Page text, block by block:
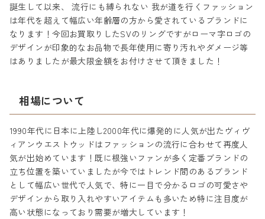
誕生して以来、 流行にも縛られない 我が道を行くファッション
は年代を超えて幅広い年齢層の方から愛されているブランドに
なります！今回お買取りしたSVのリングですがローマ字ロゴの
デザインが印象的なお品物で長年使用に寄り汚れやダメージ等
はありましたが最大限金額をお付けさせて頂きました！
相場について
1990年代に日本に上陸し2000年代に爆発的に人気が出たヴィヴ
ィアンウエストウッドはファッションの流行に合わせて再度人
気が出始めています！既に根強いファンが多く定番ブランドの
立ち位置を築いていましたが今ではトレンド間のあるブランド
として幅広い世代で人気で、特に一目で分かるロゴの可愛さや
デザインから取り入れやすいアイテムも多いため特に注目度が
高い状態になっており需要が増大しています！